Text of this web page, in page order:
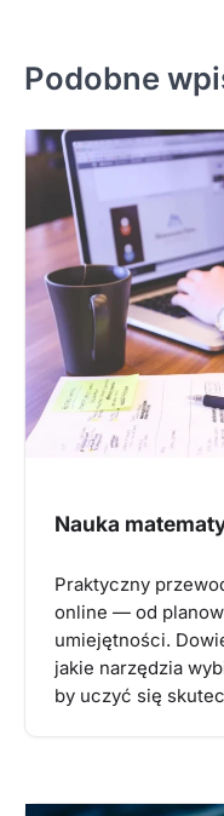
Podobne
Nauka
Praktyczny
online — od
umiejętności.
jakie narzędzia
by uczyć się